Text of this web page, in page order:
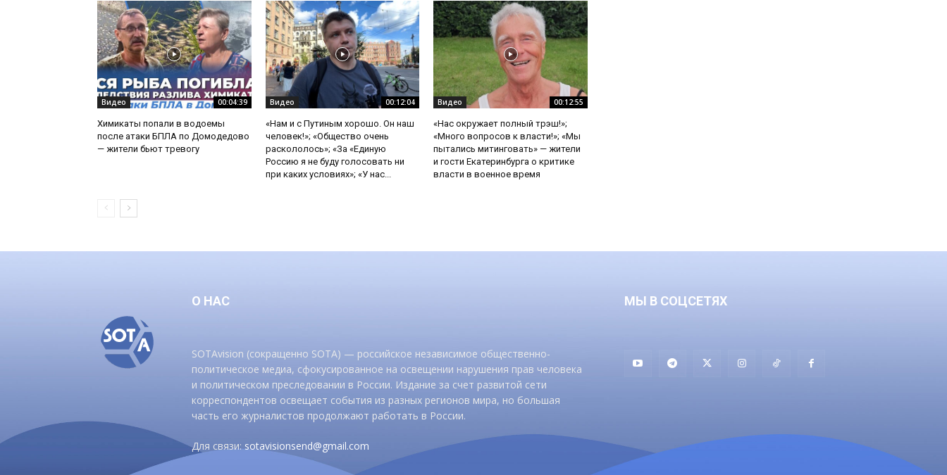
Видео 00:04:39
Химикаты попали в водоемы
после атаки БПЛА по Домодедово
— жители бьют тревогу
Видео 00:12:04
«Нам и с Путиным хорошо. Он наш
человек!»; «Общество очень
раскололось»; «За «Единую
Россию я не буду голосовать ни
при каких условиях»; «У нас...
Видео 00:12:55
«Нас окружает полный трэш!»;
«Много вопросов к власти!»; «Мы
пытались митинговать» — жители
и гости Екатеринбурга о критике
власти в военное время
О НАС
SOTAvision (сокращенно SOTA) — российское независимое общественно-
политическое медиа, сфокусированное на освещении нарушения прав человека
и политическом преследовании в России. Издание за счет развитой сети
корреспондентов освещает события из разных регионов мира, но большая
часть его журналистов продолжают работать в России.
Для связи: sotavisionsend@gmail.com
МЫ В СОЦСЕТЯХ